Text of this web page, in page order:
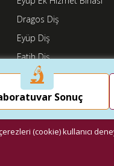
Dragos Diş
Eyüp Diş
Fatih Diş
©2026
Sonuç
(cookie) kullanıcı